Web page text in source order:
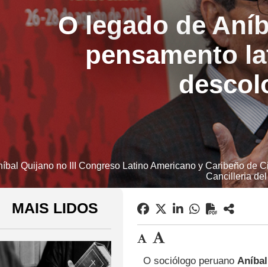
O legado de
pensamento
Quijano no III Congreso Latino Americano y Caribeño de
Cancilleria
MAIS LIDOS
O sociólogo peruano